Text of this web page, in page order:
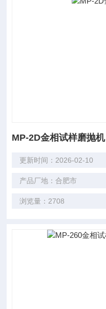
MP-2D金相试样磨抛机
更新时间：2026-02-10
产品厂地：合肥市
浏览量：2708